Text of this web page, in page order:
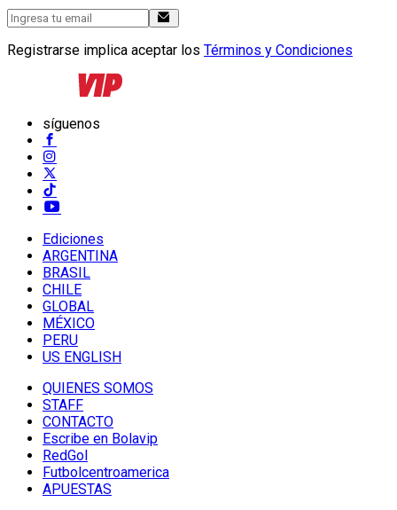
Registrarse implica aceptar los Términos y Condiciones
síguenos
Ediciones
ARGENTINA
BRASIL
CHILE
GLOBAL
MÉXICO
PERU
US ENGLISH
QUIENES SOMOS
STAFF
CONTACTO
Escribe en Bolavip
RedGol
Futbolcentroamerica
APUESTAS